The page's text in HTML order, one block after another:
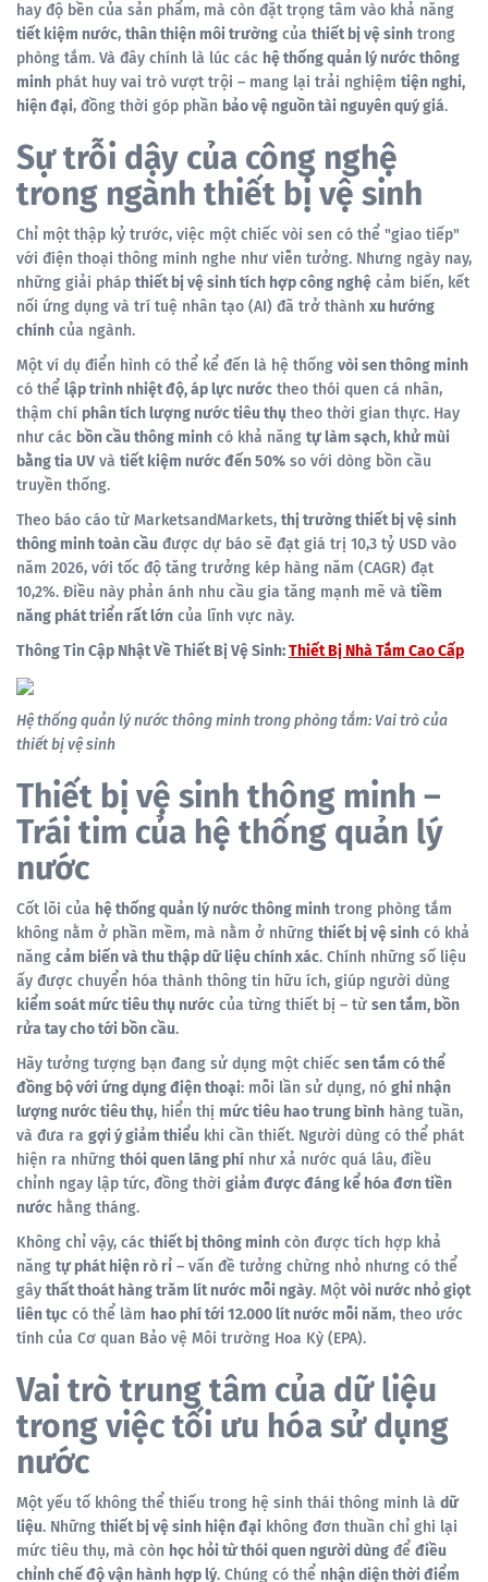
hay độ bền của sản phẩm, mà còn đặt trọng tâm vào khả năng
tiết kiệm nước, thân thiện môi trường của thiết bị vệ sinh trong
phòng tắm. Và đây chính là lúc các hệ thống quản lý nước thông
minh phát huy vai trò vượt trội – mang lại trải nghiệm tiện nghi,
hiện đại, đồng thời góp phần bảo vệ nguồn tài nguyên quý giá.
Sự trỗi dậy của công nghệ
trong ngành thiết bị vệ sinh
Chỉ một thập kỷ trước, việc một chiếc vòi sen có thể "giao tiếp"
với điện thoại thông minh nghe như viễn tưởng. Nhưng ngày nay,
những giải pháp thiết bị vệ sinh tích hợp công nghệ cảm biến, kết
nối ứng dụng và trí tuệ nhân tạo (AI) đã trở thành xu hướng
chính của ngành.
Một ví dụ điển hình có thể kể đến là hệ thống vòi sen thông minh
có thể lập trình nhiệt độ, áp lực nước theo thói quen cá nhân,
thậm chí phân tích lượng nước tiêu thụ theo thời gian thực. Hay
như các bồn cầu thông minh có khả năng tự làm sạch, khử mùi
bằng tia UV và tiết kiệm nước đến 50% so với dòng bồn cầu
truyền thống.
Theo báo cáo từ MarketsandMarkets, thị trường thiết bị vệ sinh
thông minh toàn cầu được dự báo sẽ đạt giá trị 10,3 tỷ USD vào
năm 2026, với tốc độ tăng trưởng kép hàng năm (CAGR) đạt
10,2%. Điều này phản ánh nhu cầu gia tăng mạnh mẽ và tiềm
năng phát triển rất lớn của lĩnh vực này.
Thông Tin Cập Nhật Về Thiết Bị Vệ Sinh:Thiết Bị Nhà Tắm Cao Cấp
Hệ thống quản lý nước thông minh trong phòng tắm: Vai trò của
thiết bị vệ sinh
Thiết bị vệ sinh thông minh –
Trái tim của hệ thống quản lý
nước
Cốt lõi của hệ thống quản lý nước thông minh trong phòng tắm
không nằm ở phần mềm, mà nằm ở những thiết bị vệ sinh có khả
năng cảm biến và thu thập dữ liệu chính xác. Chính những số liệu
ấy được chuyển hóa thành thông tin hữu ích, giúp người dùng
kiểm soát mức tiêu thụ nước của từng thiết bị – từ sen tắm, bồn
rửa tay cho tới bồn cầu.
Hãy tưởng tượng bạn đang sử dụng một chiếc sen tắm có thể
đồng bộ với ứng dụng điện thoại: mỗi lần sử dụng, nó ghi nhận
lượng nước tiêu thụ, hiển thị mức tiêu hao trung bình hàng tuần,
và đưa ra gợi ý giảm thiểu khi cần thiết. Người dùng có thể phát
hiện ra những thói quen lãng phí như xả nước quá lâu, điều
chỉnh ngay lập tức, đồng thời giảm được đáng kể hóa đơn tiền
nước hằng tháng.
Không chỉ vậy, các thiết bị thông minh còn được tích hợp khả
năng tự phát hiện rò rỉ – vấn đề tưởng chừng nhỏ nhưng có thể
gây thất thoát hàng trăm lít nước mỗi ngày. Một vòi nước nhỏ giọt
liên tục có thể làm hao phí tới 12.000 lít nước mỗi năm, theo ước
tính của Cơ quan Bảo vệ Môi trường Hoa Kỳ (EPA).
Vai trò trung tâm của dữ liệu
trong việc tối ưu hóa sử dụng
nước
Một yếu tố không thể thiếu trong hệ sinh thái thông minh là dữ
liệu. Những thiết bị vệ sinh hiện đại không đơn thuần chỉ ghi lại
mức tiêu thụ, mà còn học hỏi từ thói quen người dùng để điều
chỉnh chế độ vận hành hợp lý. Chúng có thể nhận diện thời điểm